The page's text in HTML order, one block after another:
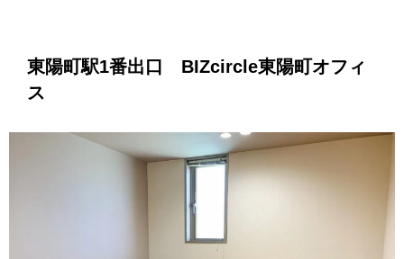
東陽町駅1番出口 BIZcircle東陽町オフィ
ス